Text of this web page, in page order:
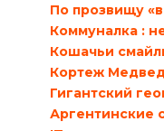
По прозвищу
Коммуналка :
Кошачьи
Кортеж
Гигантский
Аргентинские